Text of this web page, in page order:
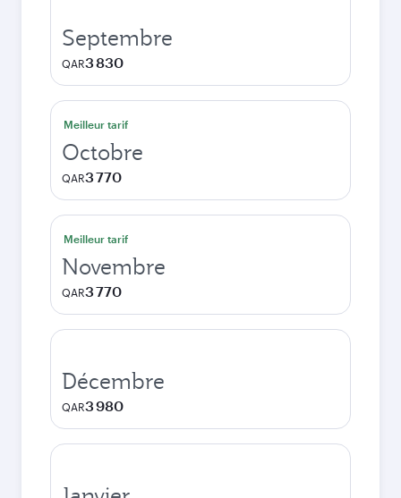
Septembre
QAR3 830
Meilleur tarif
Octobre
QAR3 770
Meilleur tarif
Novembre
QAR3 770
Décembre
QAR3 980